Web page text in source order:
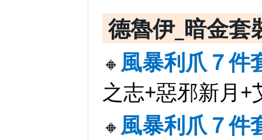
德魯伊_暗金
🔸風暴利爪７件
之志+惡邪新月
🔸風暴利爪７件